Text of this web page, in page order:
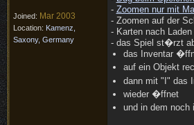
Joined: Mar 2003
Location: Kamenz,
Saxony, Germany
- Zoomen nur mit
- Zoomen auf der
- Karten nach
- das Spiel st�rzt
das Inventar
auf ein Objekt
dann mit "I" das
wieder �ffnet
und in dem